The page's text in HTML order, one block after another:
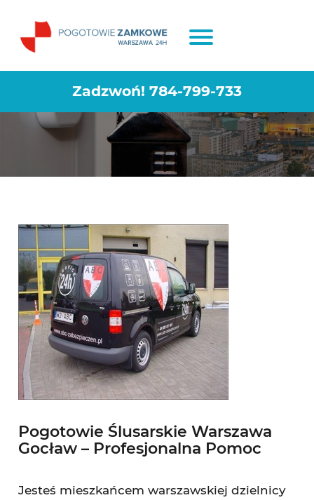
Zadzwoń! 784-799-733
Pogotowie ślusarskie Warszawa
Gocław
Pogotowie Ślusarskie Warszawa
Gocław – Profesjonalna Pomoc
Jesteś mieszkańcem warszawskiej dzielnicy